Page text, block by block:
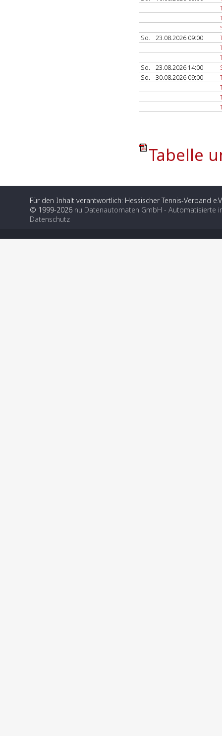
So.
23.08.2026 09:00
So.
23.08.2026 14:00
So.
30.08.2026 09:00
Tabelle
Für den Inhalt verantwortlich: Hessischer Tennis-Verband
© 1999-2026 nu Datenautomaten GmbH - Automatisierte
Datenschutz